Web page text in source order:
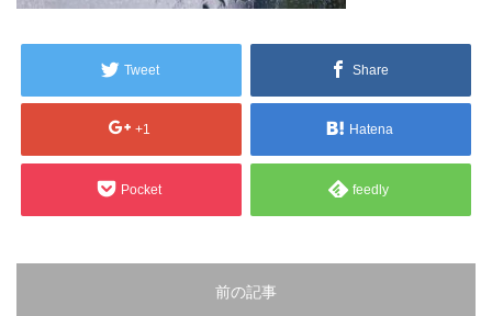
Tweet Share
+1 Hatena
Pocket feedly
前の記事
納品までの流れ
ブログ
会社案内/カタログ
会社案内カタログ（PDF）
今まで使用が出来ないとされていた小
型ベルトコンベアでも使用可能なフッ
今回ご紹介するのは、交換が楽なシー